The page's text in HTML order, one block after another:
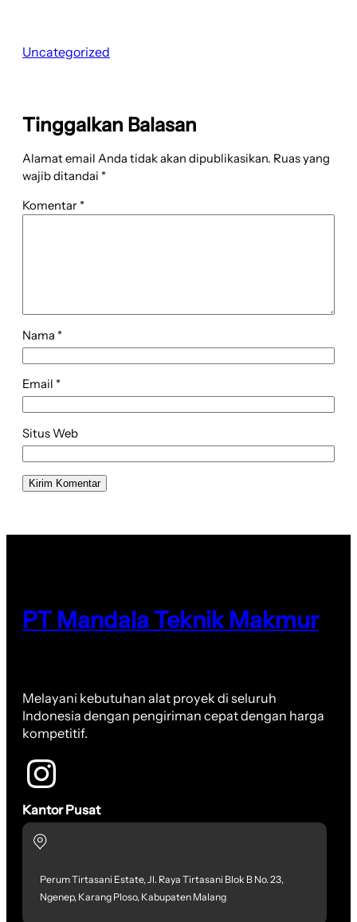
Uncategorized
Tinggalkan Balasan
Alamat email Anda tidak akan dipublikasikan. Ruas yang
wajib ditandai *
Komentar *
Nama *
Email *
Situs Web
PT Mandala Teknik Makmur
Melayani kebutuhan alat proyek di seluruh
Indonesia dengan pengiriman cepat dengan harga
kompetitif.
Kantor Pusat
Perum Tirtasani Estate, Jl. Raya Tirtasani Blok B No. 23,
Ngenep, Karang Ploso, Kabupaten Malang